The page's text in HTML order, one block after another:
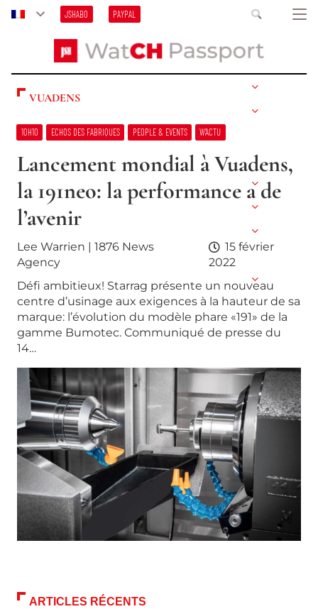
JSHABO PAYPAL
VUADENS
10H10 ECHOS DES FABRIQUES PEOPLE & EVENTS W’ACTU
Lancement mondial à Vuadens,
la 191neo: la performance a de
l’avenir
Lee Warrien | 1876 News
Agency
15 février
2022
Défi ambitieux! Starrag présente un nouveau
centre d’usinage aux exigences à la hauteur de sa
marque: l’évolution du modèle phare «191» de la
gamme Bumotec. Communiqué de presse du
14…
ARTICLES RÉCENTS